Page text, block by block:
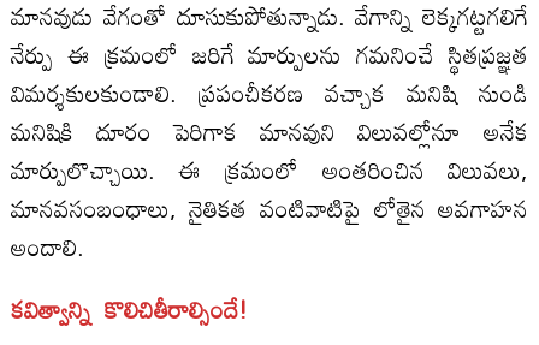
మానవుడు వేగంతో దూసుకుపోతున్నాడు. వేగాన్ని లెక్కగట్టగలిగే
నేర్పు ఈ క్రమంలో జరిగే మార్పులను గమనించే స్థితప్రజ్ఞత
విమర్శకులకుండాలి. ప్రపంచీకరణ వచ్చాక మనిషి నుండి
మనిషికి దూరం పెరిగాక మానవుని విలువల్లోనూ అనేక
మార్పులొచ్చాయి. ఈ క్రమంలో అంతరించిన విలువలు,
మానవసంబంధాలు, నైతికత వంటివాటిపై లోతైన అవగాహన
అందాలి.
కవిత్వాన్ని కొలిచితీరాల్సిందే!